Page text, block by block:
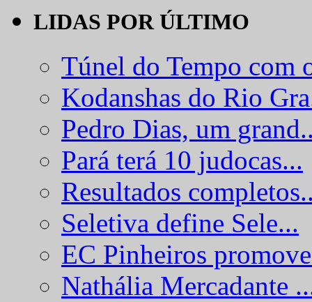
LIDAS POR ÚLTIMO
Túnel do Tempo com
Kodanshas do Rio
Pedro Dias, um
Pará terá 10 judocas...
Resultados
Seletiva define Sele...
EC Pinheiros
Nathália Mercadante